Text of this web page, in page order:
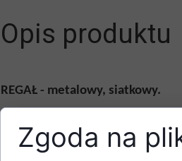
Opis produktu
REGAŁ - metalowy, siatkowy.
Wymiary : wys. 182 x szer.92 x
Zgoda na